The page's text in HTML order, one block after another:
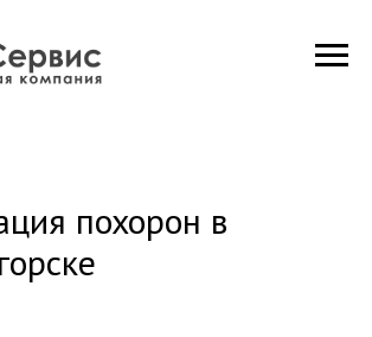
похорон в